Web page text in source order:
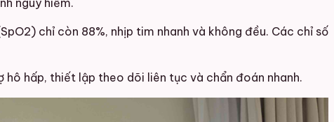
chỉ còn 88%, nhịp tim nhanh và không đều. Các chỉ số
hấp, thiết lập theo dõi liên tục và chẩn đoán nhanh.